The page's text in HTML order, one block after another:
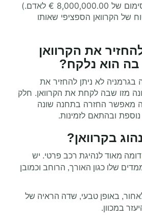
(נזק לאנשים עם מקסימום של 8,000,000.00 € לאדם.) ​​
של הקרוואן הספציפי שאותו
את הקרוואן
הוא נלקח?
בגרמניה לא ניתן להחזיר את
מזו שבה לקחת את הקרוואן. חלק
מאפשר החזרה בתחנה שונה
ובהתאם לזמינות.
בקרוואן?
דומה מאוד לנהיגת רכב פרטי. יש
שלו כגון האורך, הרוחב וכמובן
באופן טבעי, שדה הראיה של
במכוון.